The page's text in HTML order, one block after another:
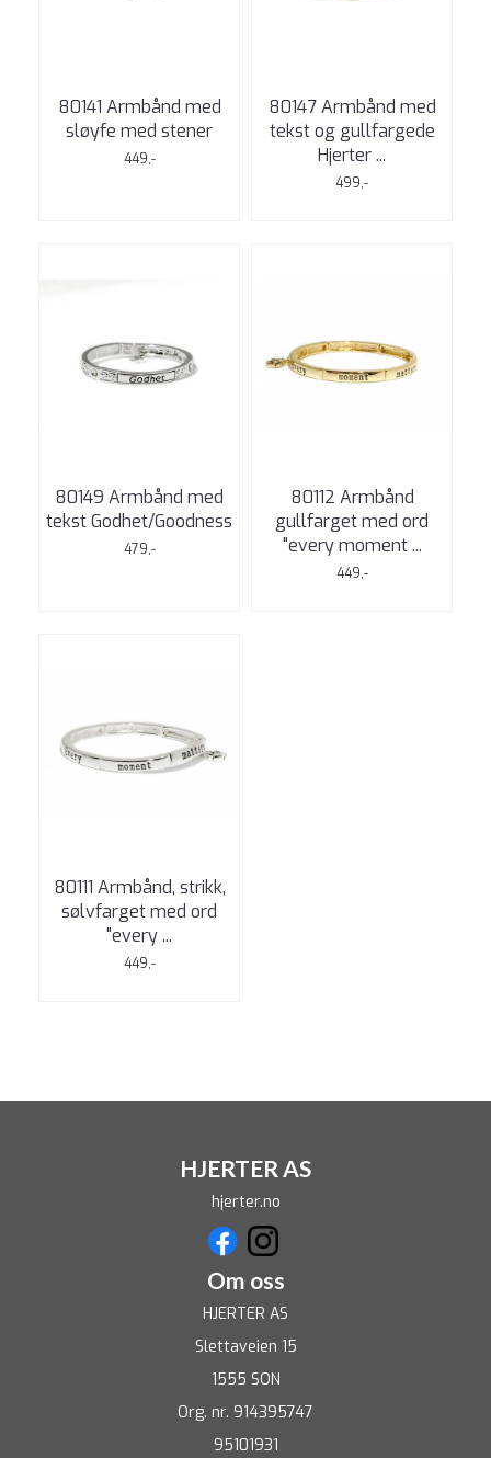
80141 Armbånd med
sløyfe med stener
449,-
80147 Armbånd med
tekst og gullfargede
Hjerter ...
499,-
80149 Armbånd med
tekst Godhet/Goodness
479,-
80112 Armbånd
gullfarget med ord
"every moment ...
449,-
80111 Armbånd, strikk,
sølvfarget med ord
"every ...
449,-
HJERTER AS
hjerter.no
Om oss
HJERTER AS
Slettaveien 15
1555 SON
Org. nr. 914395747
95101931